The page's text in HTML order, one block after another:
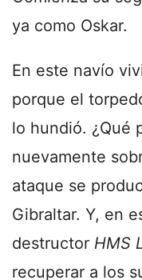
ya como Oskar.
En este navío
porque el
lo hundió. ¿Qué
nuevamente
ataque se
Gibraltar. Y, en
destructor HMS
recuperar a los